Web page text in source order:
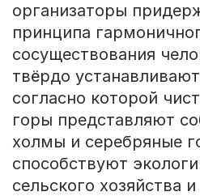
организаторы
принципа
сосуществования
твёрдо
согласно которой
горы представляют
холмы и серебряные
способствуют
сельского хозяйства